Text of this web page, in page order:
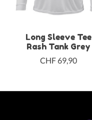
Long Sleeve Tee
Rash Tank Grey
CHF 69,90